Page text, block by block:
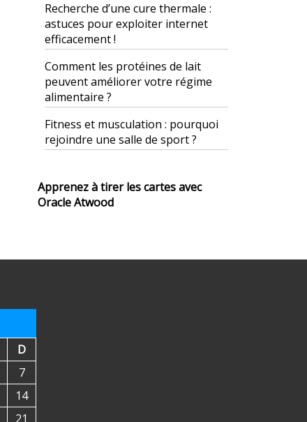
Recherche d’une cure thermale :
astuces pour exploiter internet
efficacement !
Comment les protéines de lait
peuvent améliorer votre régime
alimentaire ?
Fitness et musculation : pourquoi
rejoindre une salle de sport ?
Apprenez à tirer les cartes avec
Oracle Atwood
D
7
14
21